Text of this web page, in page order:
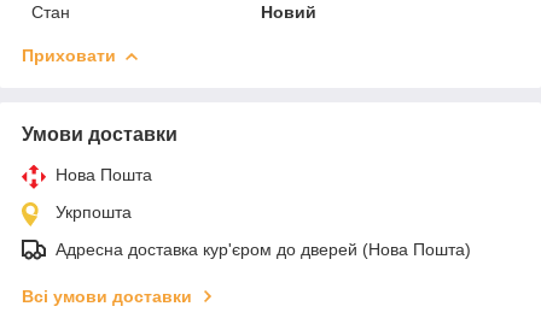
Стан
Новий
Приховати
Умови доставки
Нова Пошта
Укрпошта
Адресна доставка кур'єром до дверей (Нова Пошта)
Всі умови доставки